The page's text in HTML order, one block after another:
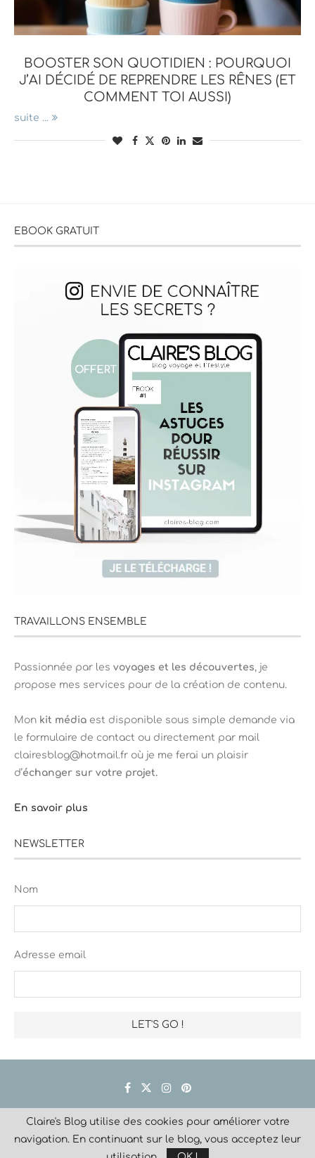
BOOSTER SON QUOTIDIEN : POURQUOI
J’AI DÉCIDÉ DE REPRENDRE LES RÊNES (ET
COMMENT TOI AUSSI)
suite ...
EBOOK GRATUIT
TRAVAILLONS ENSEMBLE
Passionnée par les voyages et les découvertes, je
propose mes services pour de la création de contenu.
Mon kit média est disponible sous simple demande via
le formulaire de contact ou directement par mail
clairesblog@hotmail.fr où je me ferai un plaisir
d’échanger sur votre projet.
En savoir plus
NEWSLETTER
Nom
Adresse email
Créé avec
@2023 Claire Lascaux. Tous droits réservés.
Claire's Blog utilise des cookies pour améliorer votre
navigation. En continuant sur le blog, vous acceptez leur